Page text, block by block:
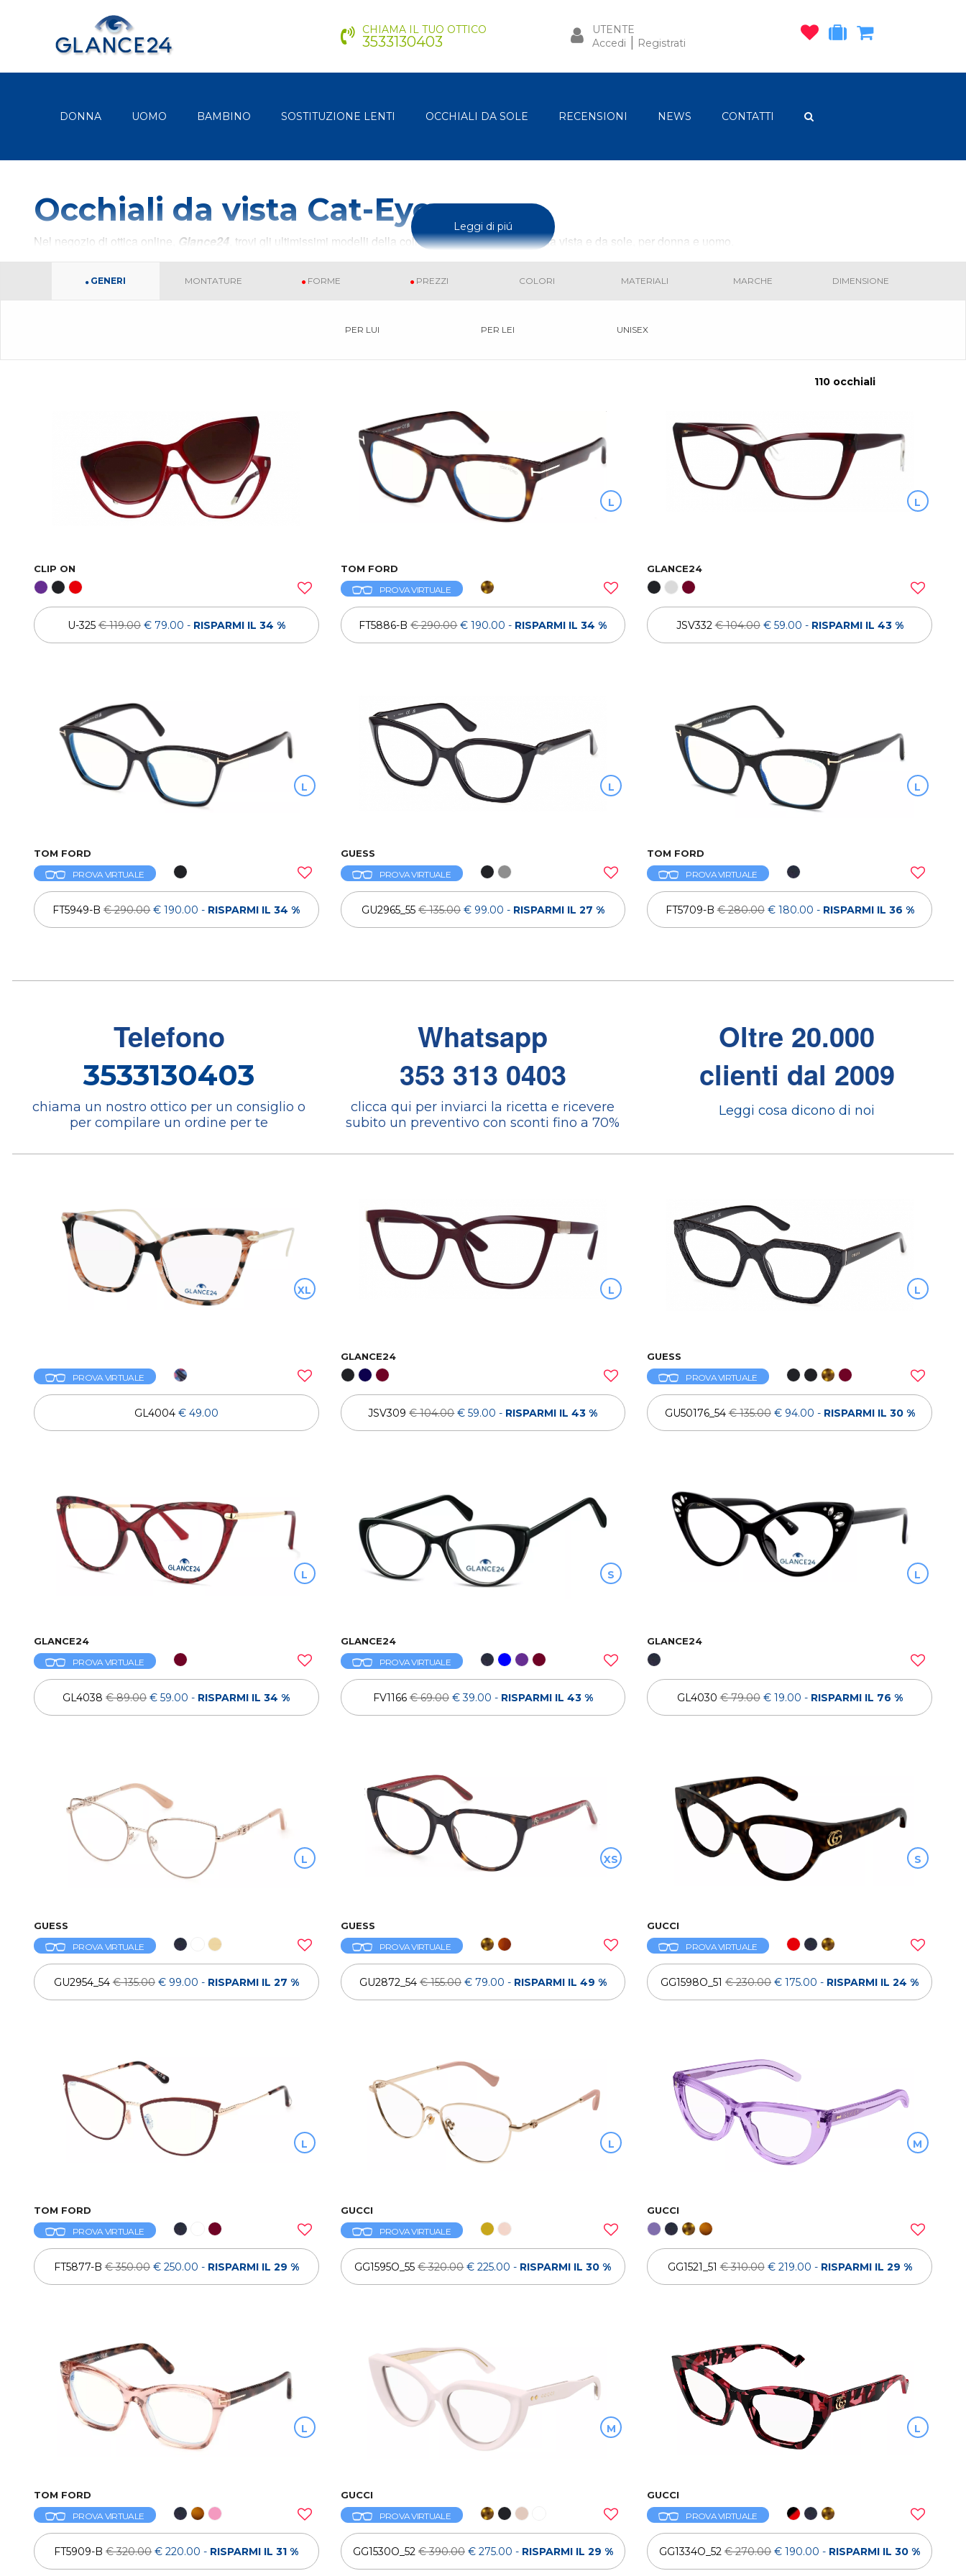
CHIAMA IL TUO OTTICO
3533130403
UTENTE
Accedi | Registrati
DONNA UOMO BAMBINO SOSTITUZIONE LENTI OCCHIALI DA SOLE RECENSIONI NEWS CONTATTI
Occhiali da vista Cat-Eyes
Nel negozio di ottica online, Glance24 , trovi gli ultimissimi modelli della collezione occhiali cat-eyes da vista e da sole, per donna e uomo.
Leggi di piú
GENERI MONTATURE FORME PREZZI COLORI MATERIALI MARCHE DIMENSIONE
PER LUI PER LEI UNISEX
110 occhiali
CLIP ON
U-325€ 119.00 € 79.00 - RISPARMI IL 34 %
L
TOM FORD
PROVA VIRTUALE
FT5886-B€ 290.00 € 190.00 - RISPARMI IL 34 %
L
GLANCE24
JSV332€ 104.00 € 59.00 - RISPARMI IL 43 %
L
TOM FORD
PROVA VIRTUALE
FT5949-B€ 290.00 € 190.00 - RISPARMI IL 34 %
L
GUESS
PROVA VIRTUALE
GU2965_55 € 135.00 € 99.00 - RISPARMI IL 27 %
L
TOM FORD
PROVA VIRTUALE
FT5709-B€ 280.00 € 180.00 - RISPARMI IL 36 %
Telefono
3533130403
chiama un nostro ottico per un consiglio o
per compilare un ordine per te
Whatsapp
353 313 0403
clicca qui per inviarci la ricetta e ricevere
subito un preventivo con sconti fino a 70%
Oltre 20.000
clienti dal 2009
Leggi cosa dicono di noi
XL
PROVA VIRTUALE
GL4004 € 49.00
L
GLANCE24
JSV309€ 104.00 € 59.00 - RISPARMI IL 43 %
L
GUESS
PROVA VIRTUALE
GU50176_54€ 135.00 € 94.00 - RISPARMI IL 30 %
L
GLANCE24
PROVA VIRTUALE
GL4038€ 89.00 € 59.00 - RISPARMI IL 34 %
S
GLANCE24
PROVA VIRTUALE
FV1166 € 69.00 € 39.00 - RISPARMI IL 43 %
L
GLANCE24
GL4030€ 79.00 € 19.00 - RISPARMI IL 76 %
L
GUESS
PROVA VIRTUALE
GU2954_54€ 135.00 € 99.00 - RISPARMI IL 27 %
XS
GUESS
PROVA VIRTUALE
GU2872_54 € 155.00 € 79.00 - RISPARMI IL 49 %
S
GUCCI
PROVA VIRTUALE
GG1598O_51€ 230.00 € 175.00 - RISPARMI IL 24 %
L
TOM FORD
PROVA VIRTUALE
FT5877-B€ 350.00 € 250.00 - RISPARMI IL 29 %
L
GUCCI
PROVA VIRTUALE
GG1595O_55€ 320.00 € 225.00 - RISPARMI IL 30 %
M
GUCCI
GG1521_51€ 310.00 € 219.00 - RISPARMI IL 29 %
L
TOM FORD
PROVA VIRTUALE
FT5909-B€ 320.00 € 220.00 - RISPARMI IL 31 %
M
GUCCI
PROVA VIRTUALE
GG1530O_52 € 390.00 € 275.00 - RISPARMI IL 29 %
L
GUCCI
PROVA VIRTUALE
GG1334O_52€ 270.00 € 190.00 - RISPARMI IL 30 %